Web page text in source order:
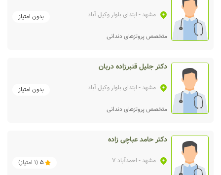
مشهد- ابتدای بلوار وکیل آباد بدون امتیاز
متخصص پروتزهای دندانی
دکتر جلیل قنبرزاده دربان
مشهد- ابتدای بلوار وکیل آباد بدون امتیاز
متخصص پروتزهای دندانی
دکتر حامد عباچی زاده
مشهد- احمدآباد 7 5
(
1 امتیاز)